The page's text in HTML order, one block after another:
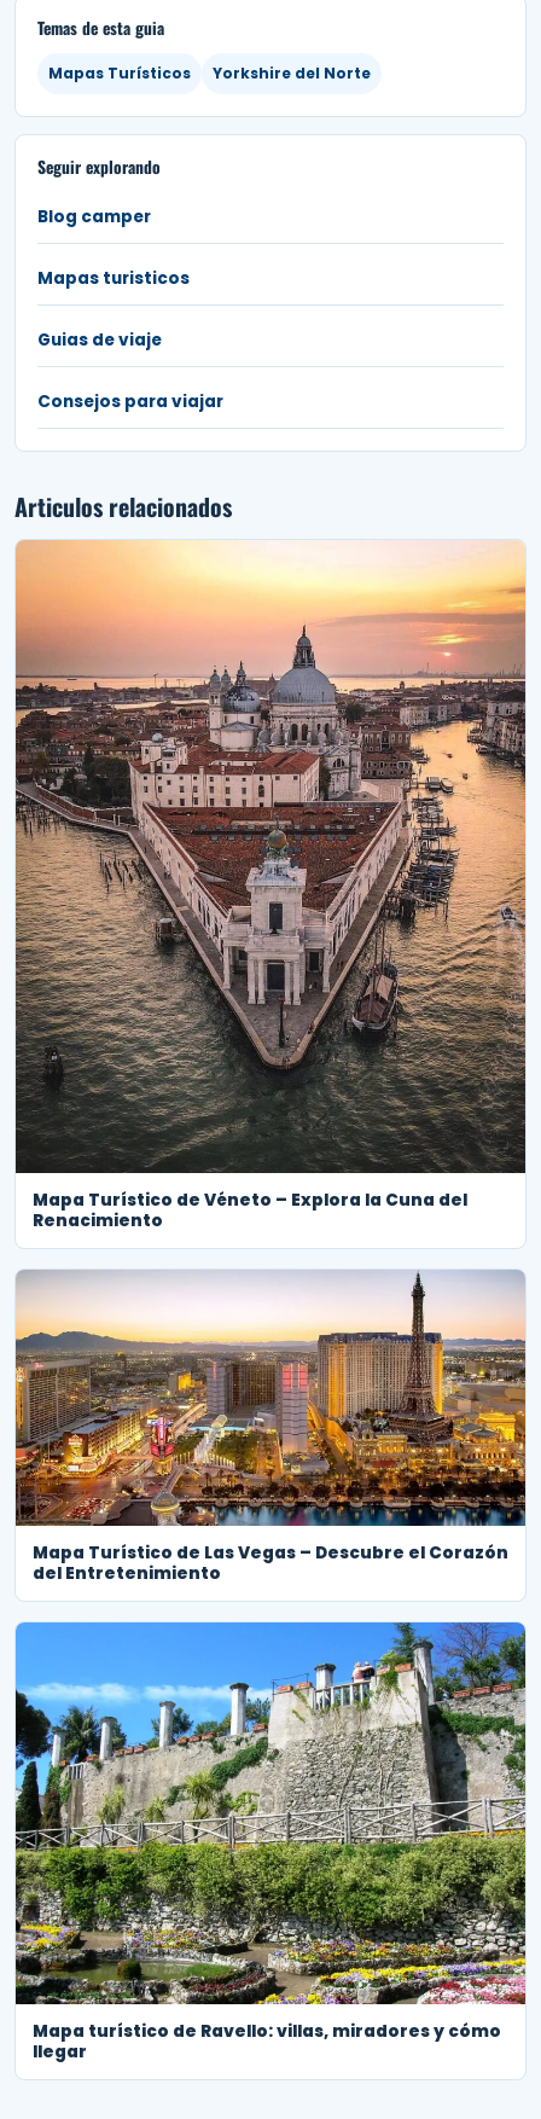
Temas de esta guia
Mapas Turísticos Yorkshire del Norte
Seguir explorando
Blog camper
Mapas turisticos
Guias de viaje
Consejos para viajar
Articulos relacionados
Mapa Turístico de Véneto – Explora la Cuna del
Renacimiento
Mapa Turístico de Las Vegas – Descubre el Corazón
del Entretenimiento
Mapa turístico de Ravello: villas, miradores y cómo
llegar